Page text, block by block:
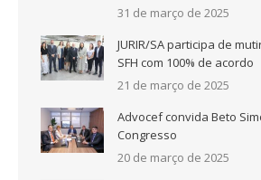
31 de março de 2025
JURIR/SA participa de
SFH com 100% de acordo
21 de março de 2025
Advocef convida Beto
Congresso
20 de março de 2025